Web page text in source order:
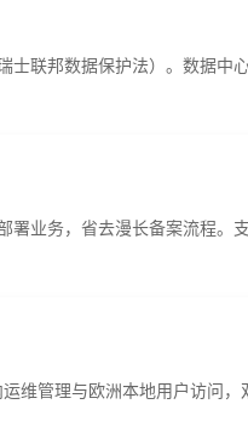
联邦数据保护法）。数据
业务，省去漫长备案流程
管理与欧洲本地用户访问，